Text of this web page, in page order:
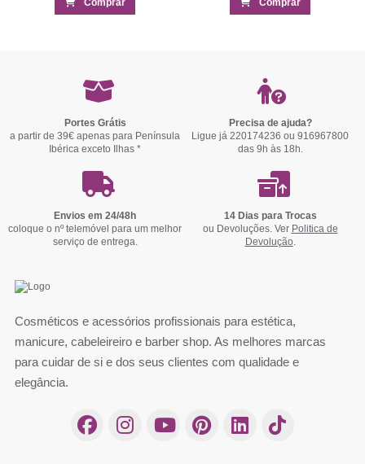
Portes Grátis
a partir de 39€ apenas para Península
Ibérica exceto Ilhas *
Precisa de ajuda?
Ligue já 220174236 ou 916967800
das 9h às 18h.
Envios em 24/48h
coloque o nº telemóvel para um melhor
serviço de entrega.
14 Dias para Trocas
ou Devoluções. Ver Politica de
Devolução.
Cosméticos e acessórios profissionais para estética,
manicure, cabeleireiro e barber shop. As melhores marcas
para cuidar de si e dos seus clientes com qualidade e
elegância.